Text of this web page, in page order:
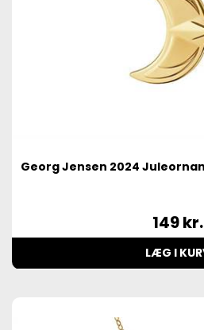
Georg Jensen 2024
149kr.
LÆG I